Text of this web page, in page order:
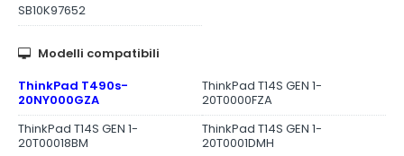
SB10K97652
Modelli compatibili
ThinkPad T490s-
20NY000GZA
ThinkPad T14S GEN 1-
20T0000FZA
ThinkPad T14S GEN 1-
20T00018BM
ThinkPad T14S GEN 1-
20T0001DMH